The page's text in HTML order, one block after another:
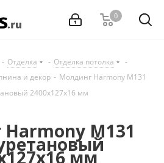
0
- Отделка - Отделка потолка
-
и декор - Молдинг Harmony М131
2400х127х16 мм
М131
мм